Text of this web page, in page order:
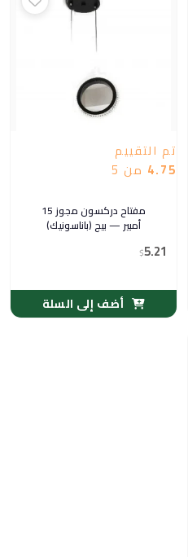
تم التقييم
4.75 من 5
مفتاح دركسون مجوز 15
أمبير — بيج (باناسونيك)
$5.21
أضف إلى السلة